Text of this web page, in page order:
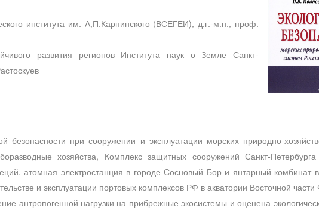
института им. А,П.Карпинского (ВСЕГЕИ), д.г.-м.н., проф.
развития регионов Института наук о Земле Санкт-
безопасности при сооружении и эксплуатации морских природно-
хозяйства, Комплекс защитных сооружений Санкт-
атомная электростанция в городе Сосновый Бор и янтарный комбинат
и эксплуатации портовых комплексов РФ в акватории Восточной части
антропогенной нагрузки на прибрежные экосистемы и оценена